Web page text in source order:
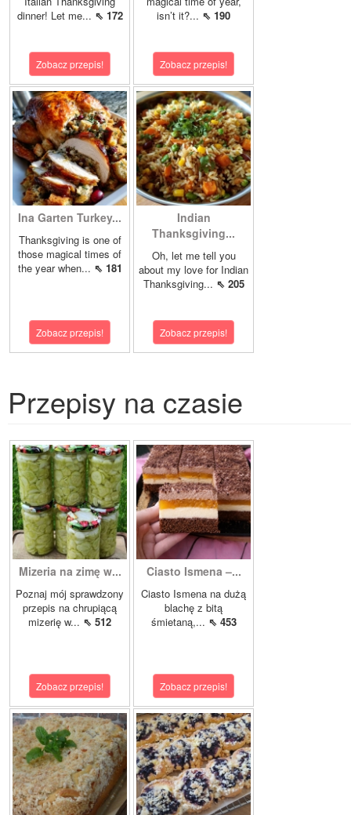
dinner! Let me... ⇖ 172
Zobacz przepis!
isn’t it?... ⇖ 190
Zobacz przepis!
Ina Garten Turkey...
Thanksgiving is one of
those magical times of
the year when... ⇖ 181
Zobacz przepis!
Indian
Thanksgiving...
Oh, let me tell you
about my love for Indian
Thanksgiving... ⇖ 205
Zobacz przepis!
Przepisy na czasie
Mizeria na zimę w...
Poznaj mój sprawdzony
przepis na chrupiącą
mizerię w... ⇖ 512
Zobacz przepis!
Ciasto Ismena –...
Ciasto Ismena na dużą
blachę z bitą
śmietaną,... ⇖ 453
Zobacz przepis!